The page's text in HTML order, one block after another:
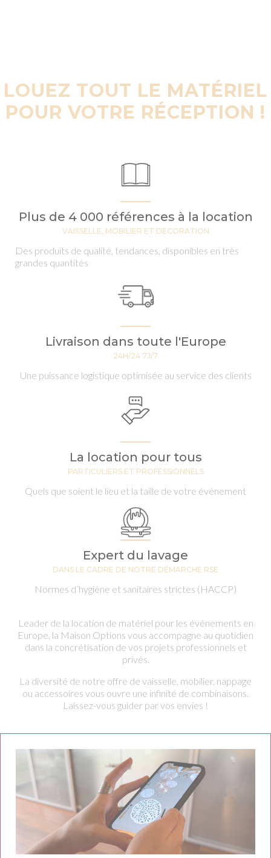
LOUEZ TOUT LE MATÉRIEL
POUR VOTRE RÉCEPTION !
Plus de 4 000 références à la location
VAISSELLE, MOBILIER ET DECORATION
Des produits de qualité, tendances, disponibles en très
grandes quantités
Livraison dans toute l'Europe
24H/24 7J/7
Une puissance logistique optimisée au service des clients
La location pour tous
PARTICULIERS ET PROFESSIONNELS
Quels que soient le lieu et la taille de votre événement
Expert du lavage
DANS LE CADRE DE NOTRE DÉMARCHE RSE
Normes d’hygiène et sanitaires strictes (HACCP)
Leader de la location de matériel pour les événements en
Europe, la Maison Options vous accompagne au quotidien
dans la concrétisation de vos projets professionnels et
privés.
La diversité de notre offre de vaisselle, mobilier, nappage
ou accessoires vous ouvre une infinité de combinaisons.
Laissez-vous guider par vos envies !